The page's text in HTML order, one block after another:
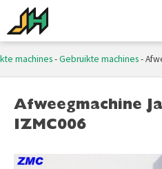
machines-Gebruikte machines-
Afweegmachine
IZMC006